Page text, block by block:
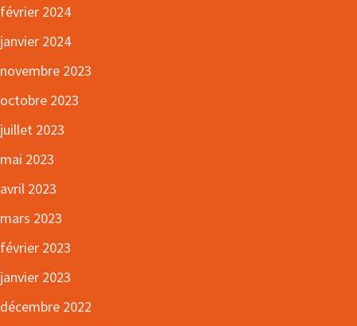
février 2024
janvier 2024
novembre 2023
octobre 2023
juillet 2023
mai 2023
avril 2023
mars 2023
février 2023
janvier 2023
décembre 2022